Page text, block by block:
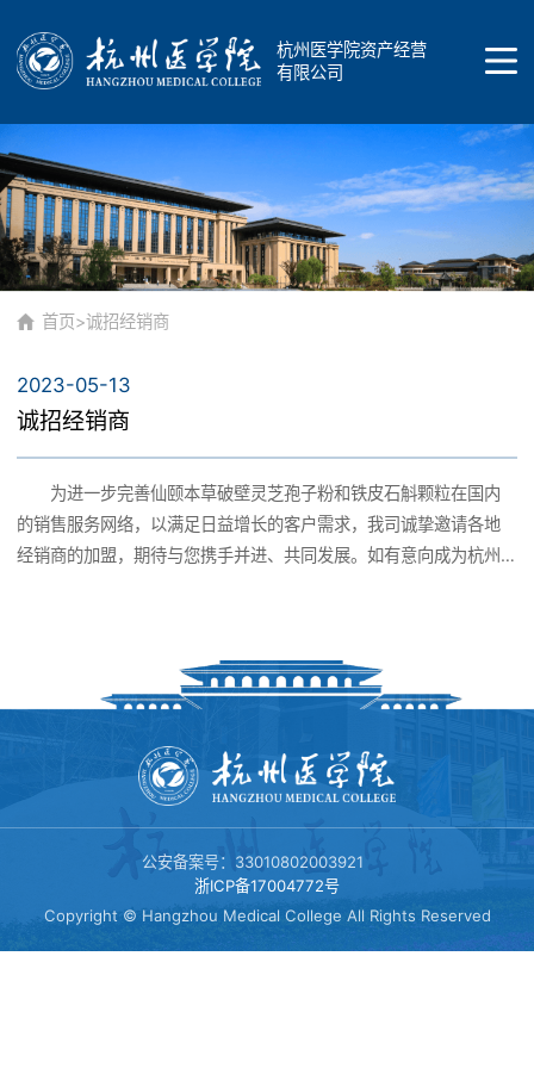
杭州医学院资产经营
有限公司
首页
公司概况
公司简介
公司发展
品牌介绍
商标
经销商
诚招英才
首页>诚招经销商
2023-05-13
诚招经销商
为进一步完善仙颐本草破壁灵芝孢子粉和铁皮石斛颗粒在国内
的销售服务网络，以满足日益增长的客户需求，我司诚挚邀请各地
经销商的加盟，期待与您携手并进、共同发展。如有意向成为杭州
括公司或个人目前的经营模式、经营范围、经营业绩、财务状况、
是否有销售团队、是否有服务团队，并请说明当前或曾经销售过的
品牌及其业绩情况等。 2、项目计划，包括销售城市、经营计划、客
户群体，我司产品作为主推还是附带销售，自身是否有售后服务能
行开户许可证（是否为一般纳税人），联系方式等。 如有合作意
向，请将上述资料加盖公章以PDF的格式发至我司指定邮箱
hamc@hmc.edu.cn，并与我司电话联系，联系电话0571-
88911708。恕不接待未预约来访，双方若有合作意愿，可互访。
公安备案号：33010802003921
浙ICP备17004772号
Copyright © Hangzhou Medical College All Rights Reserved